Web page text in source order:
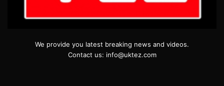
We provide you latest breaking news and videos.
Contact us: info@uktez.com